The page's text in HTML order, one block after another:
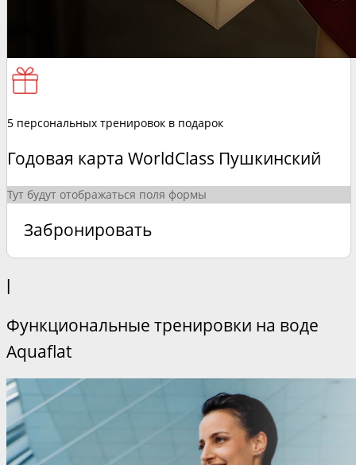
5 персональных тренировок в подарок
Годовая карта WorldClass Пушкинский
Тут будут отображаться поля формы
Забронировать
|
Функциональные тренировки на воде
Aquaflat